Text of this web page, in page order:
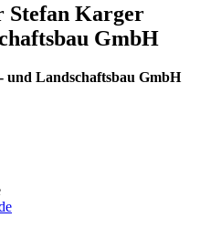
Stefan Karger
GmbH
und Landschaftsbau GmbH